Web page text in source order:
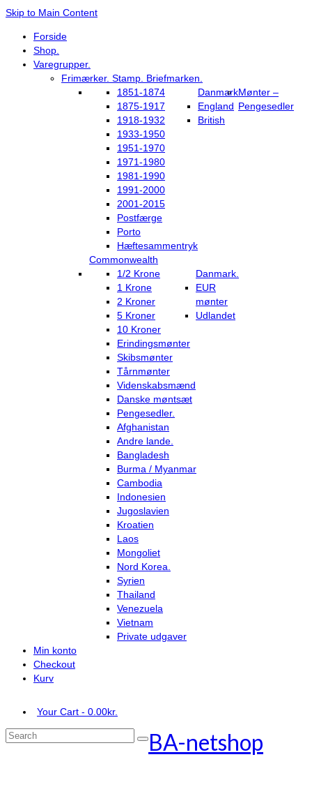
Skip to Main Content
Forside
Shop.
Varegrupper.
Frimærker. Stamp. Briefmarken.
Danmark
1851-1874
1875-1917
1918-1932
1933-1950
1951-1970
1971-1980
1981-1990
1991-2000
2001-2015
Postfærge
Porto
Hæftesammentryk
England
British
Commonwealth
Mønter –
Pengesedler
Danmark.
1/2 Krone
1 Krone
2 Kroner
5 Kroner
10 Kroner
Erindingsmønter
Skibsmønter
Tårnmønter
Videnskabsmænd
Danske møntsæt
Pengesedler.
EUR
mønter
Udlandet
Afghanistan
Andre lande.
Bangladesh
Burma / Myanmar
Cambodia
Indonesien
Jugoslavien
Kroatien
Laos
Mongoliet
Nord Korea.
Syrien
Thailand
Venezuela
Vietnam
Private udgaver
Min konto
Checkout
Kurv
Your Cart - 0.00kr.
Search
BA-netshop